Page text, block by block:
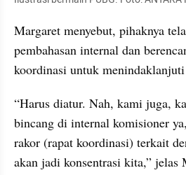
Margaret menyebut, pihaknya
pembahasan internal dan
koordinasi untuk
“Harus diatur. Nah, kami juga,
bincang di internal komisioner
rakor (rapat koordinasi) terkait
akan jadi konsentrasi kita,” jelas